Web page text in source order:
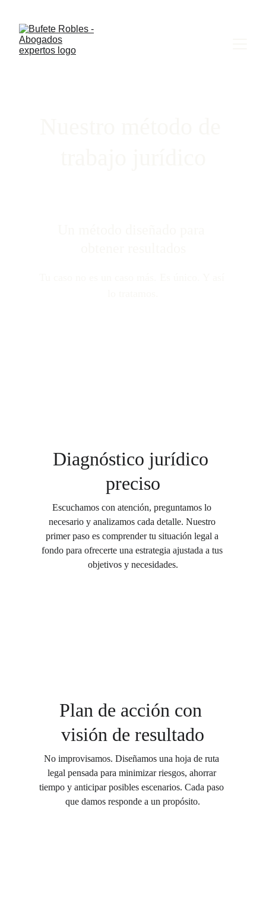
Diagnóstico jurídico
preciso
Escuchamos con atención, preguntamos lo
necesario y analizamos cada detalle. Nuestro
primer paso es comprender tu situación legal a
fondo para ofrecerte una estrategia ajustada a tus
objetivos y necesidades.
Plan de acción con
visión de resultado
No improvisamos. Diseñamos una hoja de ruta
legal pensada para minimizar riesgos, ahorrar
tiempo y anticipar posibles escenarios. Cada paso
que damos responde a un propósito.